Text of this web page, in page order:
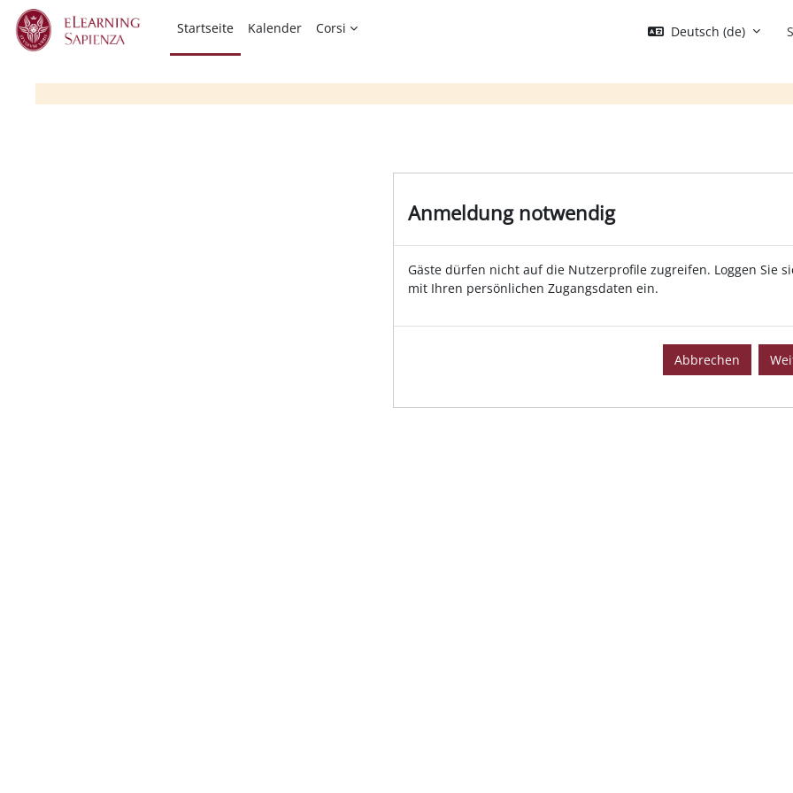
Zum Hauptinhalt
Startseite Kalender Corsi Deutsch ‎(de)‎
Anmeldung notwendig
Gäste dürfen nicht auf die Nutzerprofile zugreifen. Loggen Sie
mit Ihren persönlichen Zugangsdaten ein.
Abbrechen